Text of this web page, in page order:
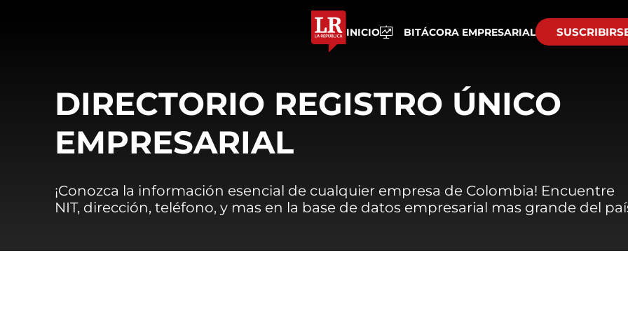
INICIO BITÁCORA EMPRESARIAL
DIRECTORIO REGISTRO ÚNICO
EMPRESARIAL
¡Conozca la información esencial de cualquier empresa de Colombia! Encuentre
NIT, dirección, teléfono, y mas en la base de datos empresarial mas grande del